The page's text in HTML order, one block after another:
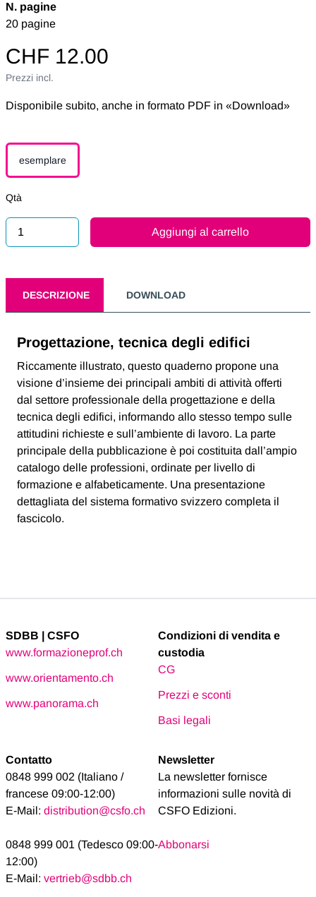
N. pagine
20 pagine
CHF 12.00
Prezzi incl.
Disponibile subito, anche in formato PDF in «Download»
esemplare
Qtà
Aggiungi al carrello
DESCRIZIONE DOWNLOAD
Progettazione, tecnica degli edifici
Riccamente illustrato, questo quaderno propone una
visione d’insieme dei principali ambiti di attività offerti
dal settore professionale della progettazione e della
tecnica degli edifici, informando allo stesso tempo sulle
attitudini richieste e sull’ambiente di lavoro. La parte
principale della pubblicazione è poi costituita dall’ampio
catalogo delle professioni, ordinate per livello di
formazione e alfabeticamente. Una presentazione
dettagliata del sistema formativo svizzero completa il
fascicolo.
SDBB | CSFO
www.formazioneprof.ch
www.orientamento.ch
www.panorama.ch
Condizioni di vendita e
custodia
CG
Prezzi e sconti
Basi legali
Contatto
0848 999 002 (Italiano /
francese 09:00-12:00)
E-Mail: distribution@csfo.ch
0848 999 001 (Tedesco 09:00-
12:00)
E-Mail: vertrieb@sdbb.ch
Newsletter
La newsletter fornisce
informazioni sulle novità di
CSFO Edizioni.
Abbonarsi